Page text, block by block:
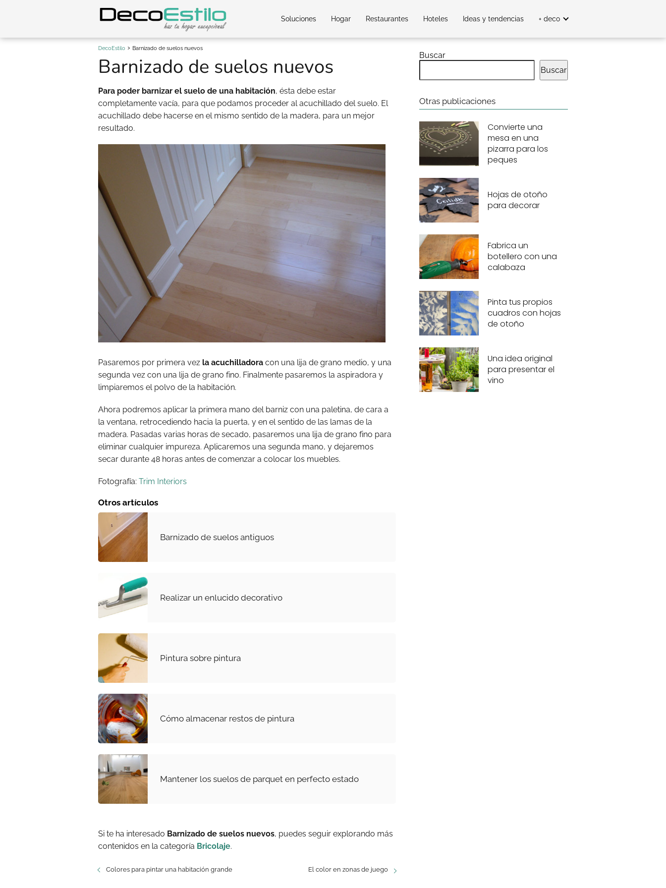
Soluciones Hogar Restaurantes Hoteles Ideas y tendencias + deco
DecoEstilo Barnizado de suelos nuevos
Barnizado de suelos nuevos
Para poder barnizar el suelo de una habitación, ésta debe estar
completamente vacía, para que podamos proceder al acuchillado del suelo. El
acuchillado debe hacerse en el mismo sentido de la madera, para un mejor
resultado.
Pasaremos por primera vez la acuchilladora con una lija de grano medio, y una
segunda vez con una lija de grano fino. Finalmente pasaremos la aspiradora y
limpiaremos el polvo de la habitación.
Ahora podremos aplicar la primera mano del barniz con una paletina, de cara a
la ventana, retrocediendo hacia la puerta, y en el sentido de las lamas de la
madera. Pasadas varias horas de secado, pasaremos una lija de grano fino para
eliminar cualquier impureza. Aplicaremos una segunda mano, y dejaremos
secar durante 48 horas antes de comenzar a colocar los muebles.
Fotografía: Trim Interiors
Otros artículos
Barnizado de suelos antiguos
Realizar un enlucido decorativo
Pintura sobre pintura
Cómo almacenar restos de pintura
Mantener los suelos de parquet en perfecto estado
Si te ha interesado Barnizado de suelos nuevos, puedes seguir explorando más
contenidos en la categoría Bricolaje.
Colores para pintar una habitación grande El color en zonas de juego
Buscar
Buscar
Otras publicaciones
Convierte una
mesa en una
pizarra para los
peques
Hojas de otoño
para decorar
Fabrica un
botellero con una
calabaza
Pinta tus propios
cuadros con hojas
de otoño
Una idea original
para presentar el
vino